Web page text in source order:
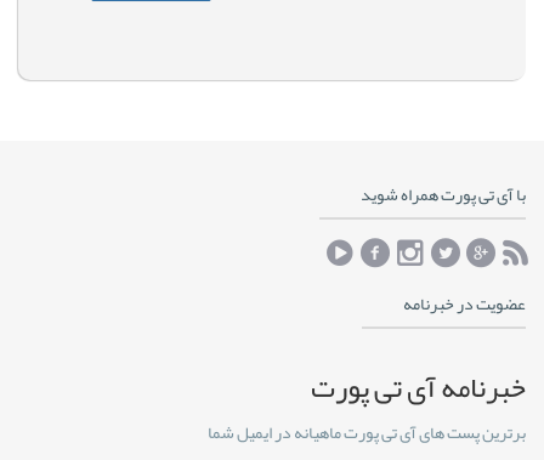
با آی تی پورت همراه شوید
عضویت در خبرنامه
خبرنامه آی تی پورت
برترین پست های آی تی پورت ماهیانه در ایمیل شما